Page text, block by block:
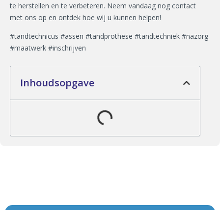
te herstellen en te verbeteren. Neem vandaag nog contact
met ons op en ontdek hoe wij u kunnen helpen!
#tandtechnicus #assen #tandprothese #tandtechniek #nazorg
#maatwerk #inschrijven
Inhoudsopgave